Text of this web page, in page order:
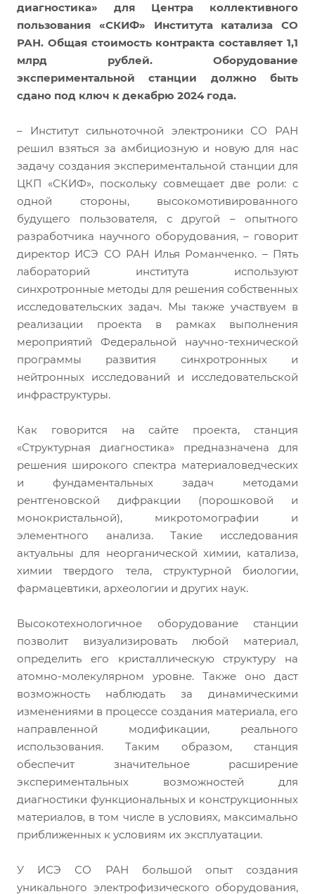
диагностика» для Центра коллективного
пользования «СКИФ» Института катализа СО
РАН. Общая стоимость контракта составляет 1,1
млрд рублей. Оборудование
экспериментальной станции должно быть
сдано под ключ к декабрю 2024 года.
– Институт сильноточной электроники СО РАН
решил взяться за амбициозную и новую для нас
задачу создания экспериментальной станции для
ЦКП «СКИФ», поскольку совмещает две роли: с
одной стороны, высокомотивированного
будущего пользователя, с другой – опытного
разработчика научного оборудования, – говорит
директор ИСЭ СО РАН Илья Романченко. – Пять
лабораторий института используют
синхротронные методы для решения собственных
исследовательских задач. Мы также участвуем в
реализации проекта в рамках выполнения
мероприятий Федеральной научно-технической
программы развития синхротронных и
нейтронных исследований и исследовательской
инфраструктуры.
Как говорится на сайте проекта, станция
«Структурная диагностика» предназначена для
решения широкого спектра материаловедческих
и фундаментальных задач методами
рентгеновской дифракции (порошковой и
монокристальной), микротомографии и
элементного анализа. Такие исследования
актуальны для неорганической химии, катализа,
химии твердого тела, структурной биологии,
фармацевтики, археологии и других наук.
Высокотехнологичное оборудование станции
позволит визуализировать любой материал,
определить его кристаллическую структуру на
атомно-молекулярном уровне. Также оно даст
возможность наблюдать за динамическими
изменениями в процессе создания материала, его
направленной модификации, реального
использования. Таким образом, станция
обеспечит значительное расширение
экспериментальных возможностей для
диагностики функциональных и конструкционных
материалов, в том числе в условиях, максимально
приближенных к условиям их эксплуатации.
У ИСЭ СО РАН большой опыт создания
уникального электрофизического оборудования,